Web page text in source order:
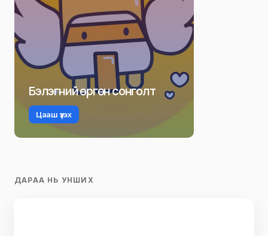
Бэлэгний өргөн сонголт
Цааш үзэх
ДАРАА НЬ УНШИХ